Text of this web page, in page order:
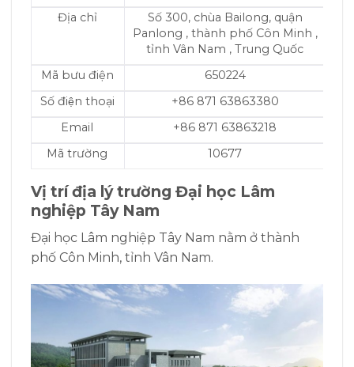
Địa chỉ
Số 300, chùa Bailong, quận
Panlong , thành phố Côn Minh ,
tỉnh Vân Nam , Trung Quốc
Mã bưu điện
650224
Số điện thoại
+86 871 63863380
Email
+86 871 63863218
Mã trường
10677
Vị trí địa lýtrường Đại học Lâm
nghiệp Tây Nam
Đại học Lâm nghiệp Tây Nam nằm ở thành
phố Côn Minh, tỉnh Vân Nam.